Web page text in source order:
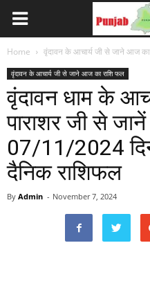
Home वृंदावन के आचार्य जी से जाने आज
वृंदावन के आचार्य जी से जाने आज का राशि फल
वृंदावन धाम के
पाराशर जी से
07/11/2024
दैनिक राशिफल
By Admin - November 7, 2024